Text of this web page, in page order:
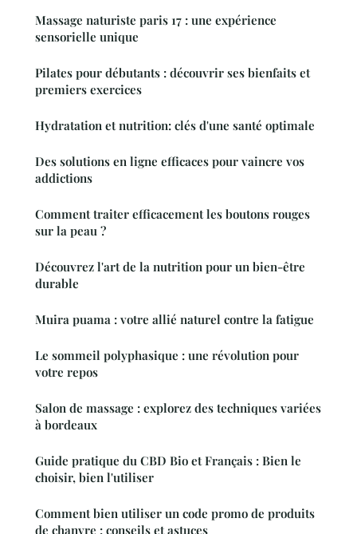
Massage naturiste paris 17 : une expérience
sensorielle unique
Pilates pour débutants : découvrir ses bienfaits et
premiers exercices
Hydratation et nutrition: clés d'une santé optimale
Des solutions en ligne efficaces pour vaincre vos
addictions
Comment traiter efficacement les boutons rouges
sur la peau ?
Découvrez l'art de la nutrition pour un bien-être
durable
Muira puama : votre allié naturel contre la fatigue
Le sommeil polyphasique : une révolution pour
votre repos
Salon de massage : explorez des techniques variées
à bordeaux
Guide pratique du CBD Bio et Français : Bien le
choisir, bien l'utiliser
Comment bien utiliser un code promo de produits
de chanvre : conseils et astuces